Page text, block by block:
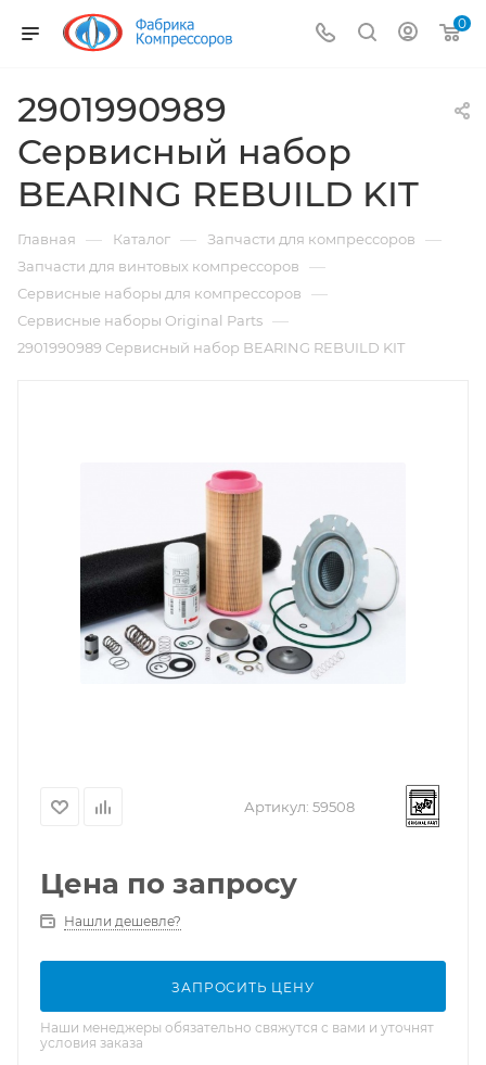
0
2901990989
Сервисный набор
BEARING REBUILD KIT
Главная — Каталог — Запчасти для компрессоров —
Запчасти для винтовых компрессоров —
Сервисные наборы для компрессоров —
Сервисные наборы Original Parts —
2901990989 Сервисный набор BEARING REBUILD KIT
Артикул: 59508
Цена по запросу
Нашли дешевле?
ЗАПРОСИТЬ ЦЕНУ
Наши менеджеры обязательно свяжутся с вами и уточнят
условия заказа